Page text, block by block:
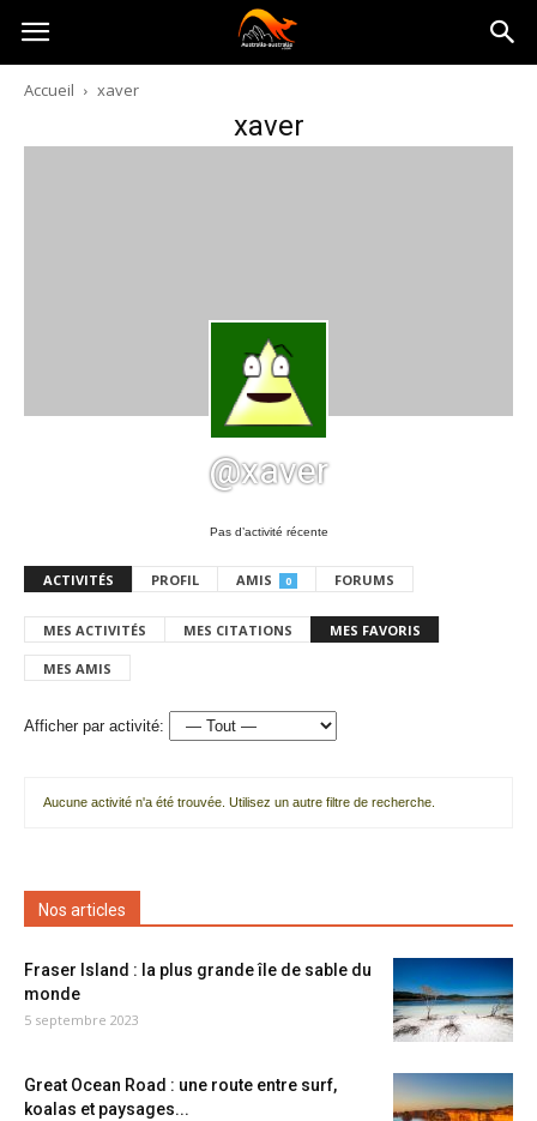
Australia-
australie.com
Accueil xaver
xaver
@xaver
Pas d’activité récente
ACTIVITÉS PROFIL AMIS 0 FORUMS
MES ACTIVITÉS MES CITATIONS MES FAVORIS
MES AMIS
Afficher par activité:
Aucune activité n'a été trouvée. Utilisez un autre filtre de recherche.
Nos articles
Fraser Island : la plus grande île de sable du
monde
5 septembre 2023
Great Ocean Road : une route entre surf,
koalas et paysages...